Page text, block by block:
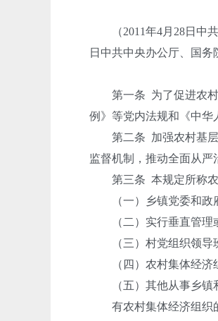
（2011年4月28日中共
日中共中央办公厅、国务
第一条 为了促进农村
例》等党内法规和《中华
第二条 加强农村基层
监督机制，推动全面从严
第三条 本规定所称农
（一）乡镇党委和政府
（二）实行垂直管理或
（三）村党组织领导班
（四）农村集体经济组
（五）其他从事乡镇和
有农村集体经济组织的